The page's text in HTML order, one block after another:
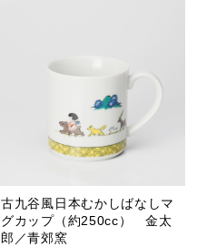
古九谷風日本むかしばなしマ
グカップ（約250cc） 金太
郎／青郊窯